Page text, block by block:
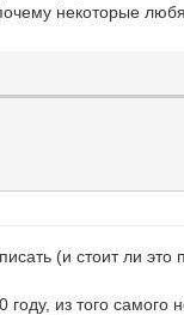
некоторые
(и стоит ли
году, из того